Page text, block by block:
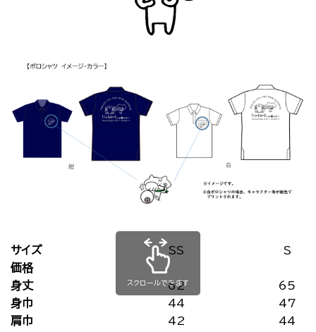
サイズ SS
S
価格
身丈
62
65
身巾
44
47
肩巾
42
44
スクロールできます